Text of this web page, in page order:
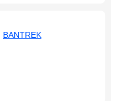
BANTREK